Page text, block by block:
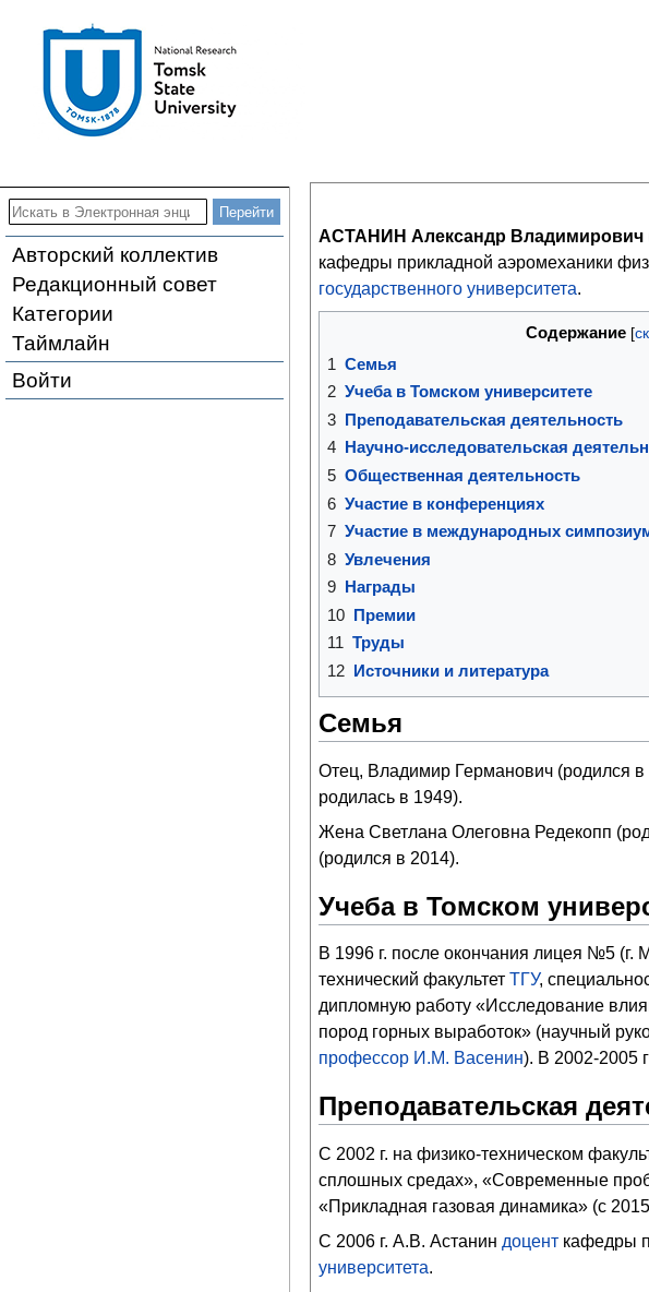
Авторский коллектив
Редакционный совет
Категории
Таймлайн
Войти
АСТАНИН Александр Владимирович
кафедры прикладной аэромеханики
государственного университета.
Содержание
1 Семья
2 Учеба в Томском университете
3 Преподавательская деятельность
4
Научно-исследовательская
5 Общественная деятельность
6 Участие в конференциях
7 Участие в международных
8 Увлечения
9 Награды
10 Премии
11 Труды
12 Источники и литература
Семья
Отец, Владимир Германович (родился
родилась в 1949).
Жена Светлана Олеговна Редекопп
(родился в 2014).
Учеба в Томском
В 1996 г. после окончания лицея №5 (г.
технический факультет ТГУ,
дипломную работу «Исследование
пород горных выработок» (научный
профессор И.М. Васенин). В 2002-2005
Преподавательская
С 2002 г. на физико-техническом
сплошных средах», «Современные
«Прикладная газовая динамика» (с
C 2006 г. А.В. Астанин доценткафедры
университета.